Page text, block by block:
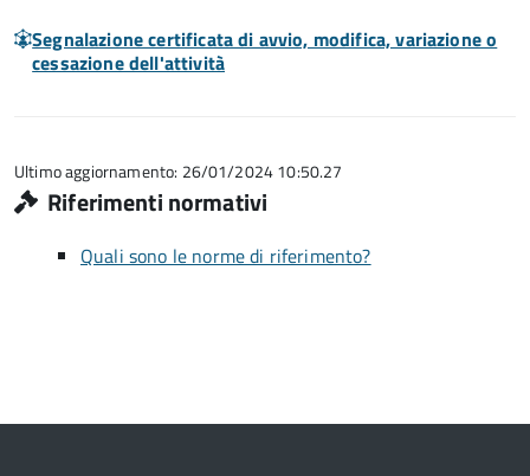
Segnalazione certificata di avvio, modifica, variazione o
cessazione dell'attività
Ultimo aggiornamento: 26/01/2024 10:50.27
Riferimenti normativi
Quali sono le norme di riferimento?